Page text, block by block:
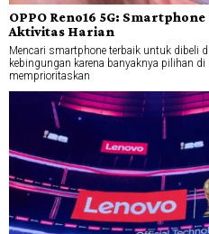
OPPO Reno16 5G:
Aktivitas Harian
Mencari smartphone terbaik untuk dibeli
kebingungan karena banyaknya pilihan
memprioritaskan